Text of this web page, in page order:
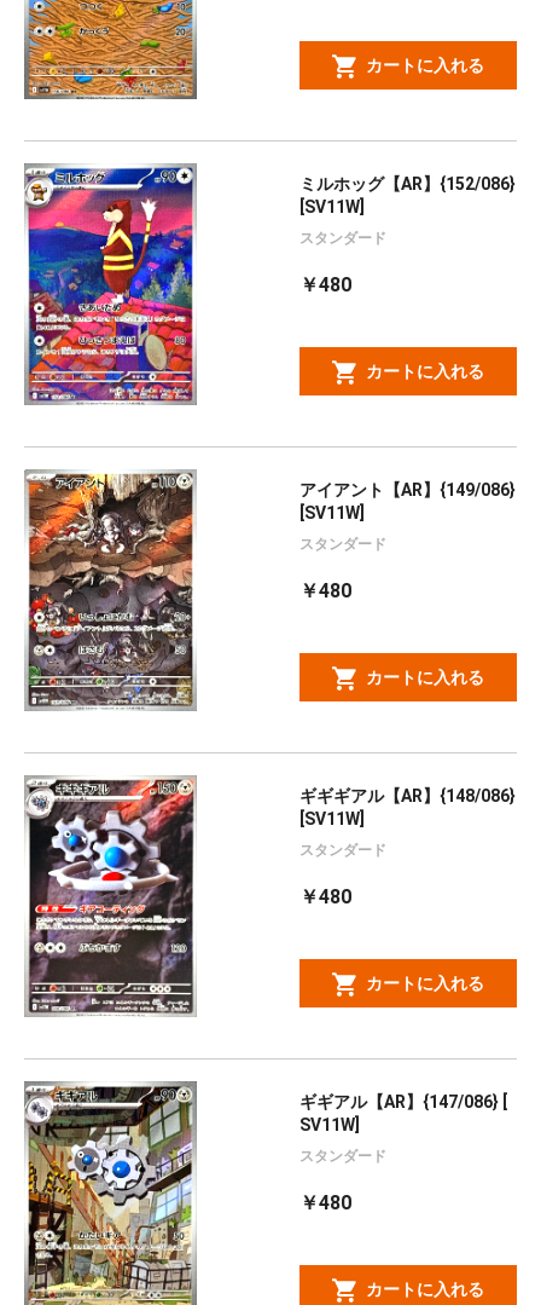
カートに入れる
ミルホッグ【AR】{152/086}
[SV11W]
スタンダード
￥480
カートに入れる
アイアント【AR】{149/086}
[SV11W]
スタンダード
￥480
カートに入れる
ギギギアル【AR】{148/086}
[SV11W]
スタンダード
￥480
カートに入れる
ギギアル【AR】{147/086} [
SV11W]
スタンダード
￥480
カートに入れる